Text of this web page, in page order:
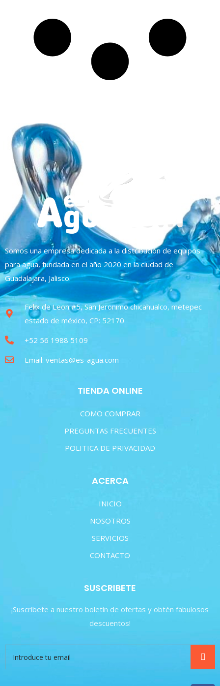
Somos una empresa dedicada a la distribución de equipos
para agua, fundada en el año 2020 en la ciudad de
Guadalajara, Jalisco.
Felix de Leon #5, San Jeronimo chicahualco, metepec
estado de méxico, CP: 52170
+52 56 1988 5109
Email: ventas@es-agua.com
TIENDA ONLINE
COMO COMPRAR
PREGUNTAS FRECUENTES
POLITICA DE PRIVACIDAD
ACERCA
INICIO
NOSOTROS
SERVICIOS
CONTACTO
SUSCRIBETE
¡Suscríbete a nuestro boletín de ofertas y obtén fabulosos
descuentos!